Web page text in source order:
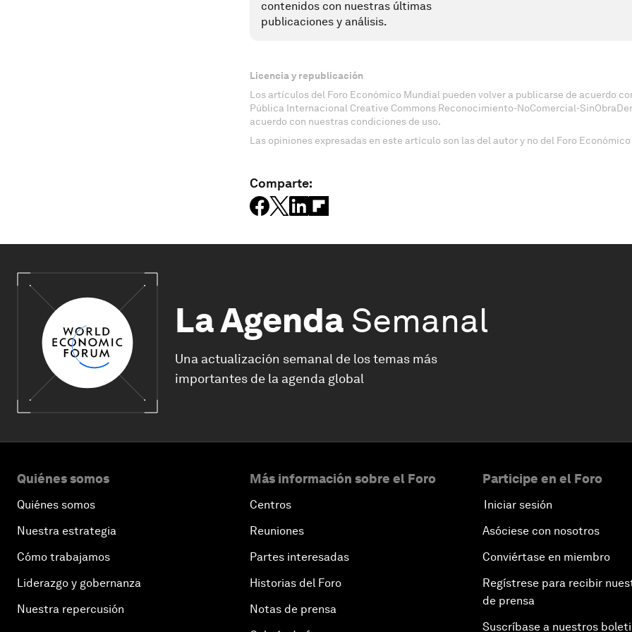
contenidos con nuestras últimas
publicaciones y análisis.
Licencia y republicación
Los artículos del Foro Económico Mundial pueden volver a publicarse de acuerdo
Pública Internacional Creative Commons Reconocimiento-NoComercial-
acuerdo con nuestras condiciones de uso.
Las opiniones expresadas en este artículo son las del autor y no del Foro
Comparte:
La Agenda Semanal
Una actualización semanal de los temas más
importantes de la agenda global
Quiénes somos
Quiénes somos
Nuestra estrategia
Cómo trabajamos
Liderazgo y gobernanza
Nuestra repercusión
Más información sobre el Foro
Centros
Reuniones
Partes interesadas
Historias del Foro
Notas de prensa
Participe en el Foro
Iniciar sesión
Asóciese con nosotros
Conviértase en miembro
Regístrese para recibir
de prensa
Suscríbase a nuestros